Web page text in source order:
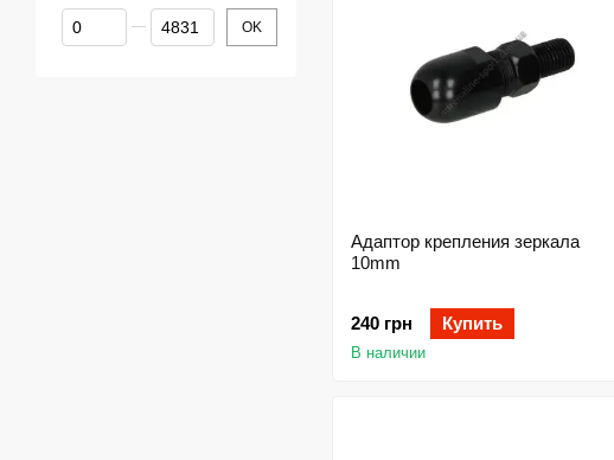
Адаптор крепления зеркала
10mm
240 грн Купить
В наличии
От Цена, грн
До Цена, грн OK